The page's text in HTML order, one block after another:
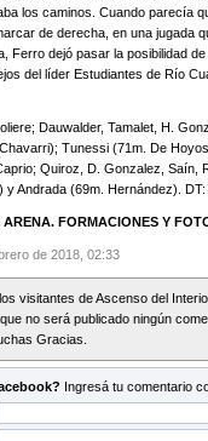
los caminos. Cuando parecía
de derecha, en una jugada
Ferro dejó pasar la posibilidad
del líder Estudiantes de Río
Dauwalder, Tamalet, H.
Tunessi (71m. De
Quiroz, D. Gonzalez, Saín,
y Andrada (69m. Hernández). DT:
FORMACIONES Y
de 2018, 02:33
visitantes de Ascenso del
no será publicado ningún
Gracias.
Ingresá tu comentario